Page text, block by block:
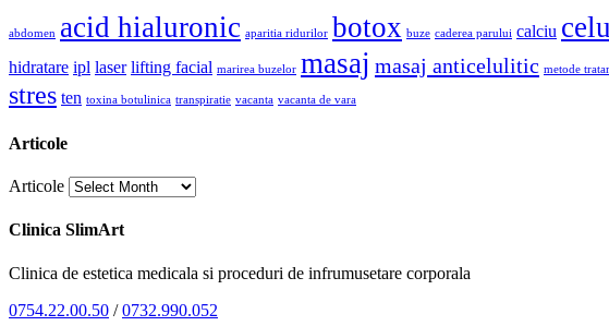
abdomen acid hialuronic aparitia ridurilor botox buze caderea parului calciu
hidratare ipl laser lifting facial marirea buzelor masaj masaj anticelulitic metode
stres ten toxina botulinica transpiratie vacanta vacanta de vara
Articole
Articole
Clinica SlimArt
Clinica de estetica medicala si proceduri de infrumusetare corporala
0754.22.00.50 /0732.990.052